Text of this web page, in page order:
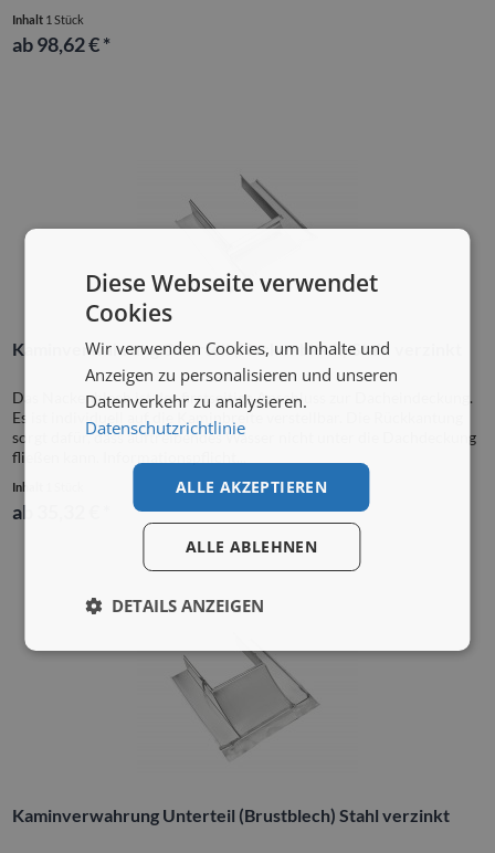
Inhalt 1 Stück
ab 98,62 € *
Kaminverwahrung Oberteil (Nackenblech) Stahl verzinkt
Das Nackenblech ist der firstseitige Anschluss zur Dacheindeckung.
Es ist individuell auf die Kaminbreite verstellbar. Die Rückkantung
sorgt dafür, dass auftreibendes Wasser nicht unter die Dachdeckung
fließen kann. Informationspflicht...
Inhalt
ab 35,32 € *
Kaminverwahrung Unterteil (Brustblech) Stahl verzinkt
Diese Webseite verwendet
Cookies
Wir verwenden Cookies, um Inhalte und
Anzeigen zu personalisieren und unseren
Datenverkehr zu analysieren.
Datenschutzrichtlinie
ALLE AKZEPTIEREN
ALLE ABLEHNEN
DETAILS ANZEIGEN